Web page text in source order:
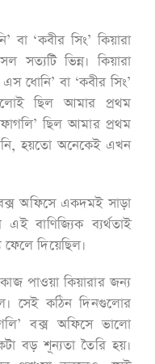
‘কবীর সিং’ কিয়ারা
সত্যটি ভিন্ন। কিয়ারা
ধোনি’ বা ‘কবীর সিং’
ছিল আমার প্রথম
ছিল আমার প্রথম
হয়তো অনেকেই এখন
অফিসে একদমই সাড়া
বাণিজ্যিক ব্যর্থতাই
ফেলে দিয়েছিল।
পাওয়া কিয়ারার জন্য
সেই কঠিন দিনগুলোর
বক্স অফিসে ভালো
বড় শূন্যতা তৈরি হয়।